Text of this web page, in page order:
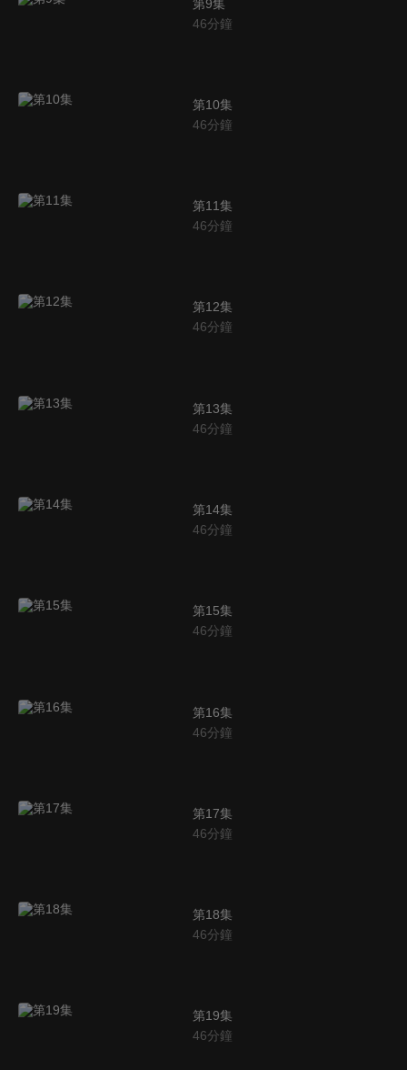
第9集
46分鐘
第10集
46分鐘
第11集
46分鐘
第12集
46分鐘
第13集
46分鐘
第14集
46分鐘
第15集
46分鐘
第16集
46分鐘
第17集
46分鐘
第18集
46分鐘
第19集
46分鐘